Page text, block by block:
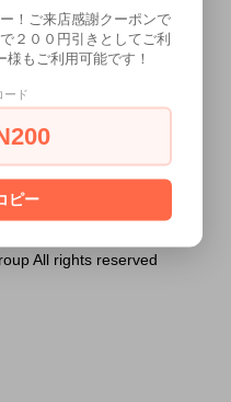
できません。
ですか？
いえ ]
All rights reserved
！ご来店感謝クーポンで
２００円引きとしてご利
もご利用可能です！
ード
ピー